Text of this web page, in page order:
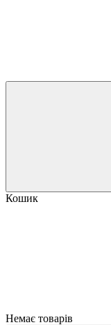
Кошик
Немає товарів